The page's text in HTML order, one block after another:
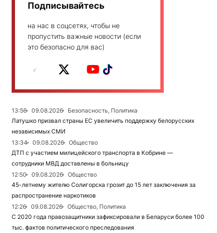
Подписывайтесь
на нас в соцсетях, чтобы не
пропустить важные новости (если
это безопасно для вас)
13:56 09.08.2026
Безопасность, Политика
Латушко призвал страны ЕС увеличить поддержку белорусских
независимых СМИ
13:34
09.08.2026
Общество
ДТП с участием милицейского транспорта в Кобрине —
сотрудники МВД доставлены в больницу
12:50
09.08.2026
Общество
45-летнему жителю Солигорска грозит до 15 лет заключения за
распространение наркотиков
12:26
09.08.2026
Общество, Политика
С 2020 года правозащитники зафиксировали в Беларуси более 100
тыс. фактов политического преследования